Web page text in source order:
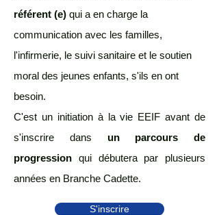
référent (e) qui a en charge la
communication avec les familles,
l'infirmerie, le suivi sanitaire et le soutien
moral des jeunes enfants, s'ils en ont
besoin.
C'est un initiation à la vie EEIF avant de
s'inscrire dans un parcours de
progression qui débutera par plusieurs
années en Branche Cadette.
S'inscrire